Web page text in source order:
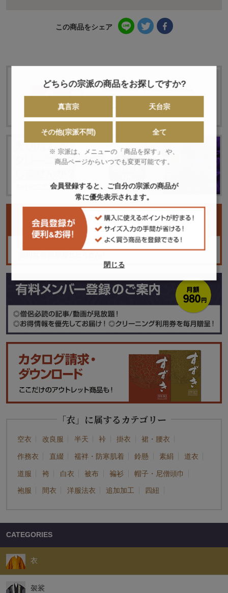
この商品をシェア
「衣」に属するカテゴリー
空衣 改良服 半天 裃 掛衣 裙・腰衣
作務衣 直綴 襦袢・防寒肌着 鈴懸 素絹 道衣
道服 袴 白衣 被布 褊衫 帽子・尼僧頭巾
袍服 間衣 洋服法衣 追加加工 四紐
CATEGORIES
衣
袈裟
どちらの宗派の商品をお探しですか?
真言宗 天台宗
その他(宗派不問) 全て
※ 宗派は、メニューの「商品を探す」 や、
商品ページからいつでも変更可能です。
会員登録すると、ご自分の宗派の商品が
常に優先表示されます。
閉じる